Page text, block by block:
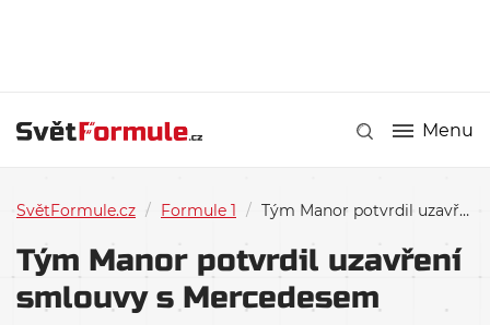
Menu
SvětFormule.cz / Formule 1 / Tým Manor potvrdil uzavření smlouvy s Mercedesem
Tým Manor potvrdil uzavření
smlouvy s Mercedesem